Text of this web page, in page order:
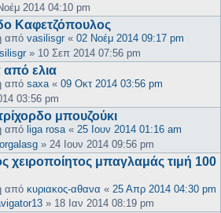
2014 04:10 pm
Καφετζόπουλος
από vasilisgr « 02 Νοέμ 2014 09:17 pm
» 10 Σεπ 2014 07:56 pm
ελια
από saxa « 09 Οκτ 2014 03:56 pm
03:56 pm
μπουζούκι
από liga rosa « 25 Ιουν 2014 01:16 am
» 24 Ιουν 2014 09:56 pm
χειροποίητος μπαγλαμάς τιμή 100
από κυριακος-αθανα « 25 Απρ 2014 04:30 pm
» 18 Ιαν 2014 08:19 pm